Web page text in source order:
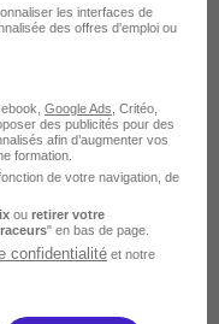
les interfaces de
des offres d'emploi ou
Google Ads , Critéo,
des publicités pour des
afin d’augmenter vos
formation.
de votre navigation, de
ou retirer votre
" en bas de page.
confidentialité et notre